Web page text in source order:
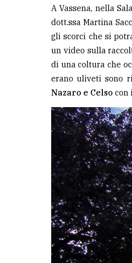
A Vassena, nella
dott.ssa Martina
gli scorci che si
un video sulla
di una coltura che
erano uliveti sono
Nazaro e Celso con